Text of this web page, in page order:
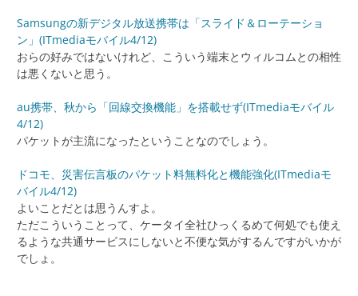
Samsungの新デジタル放送携帯は「スライド＆ローテーショ
ン」(ITmediaモバイル4/12)
おらの好みではないけれど、こういう端末とウィルコムとの相性
は悪くないと思う。
au携帯、秋から「回線交換機能」を搭載せず(ITmediaモバイル
4/12)
パケットが主流になったということなのでしょう。
ドコモ、災害伝言板のパケット料無料化と機能強化(ITmediaモ
バイル4/12)
よいことだとは思うんすよ。
ただこういうことって、ケータイ全社ひっくるめて何処でも使え
るような共通サービスにしないと不便な気がするんですがいかが
でしょ。